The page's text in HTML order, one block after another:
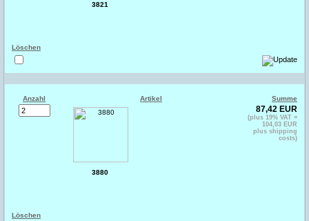
Löschen
3821
Löschen
Artikel
3880
Anzahl Summe
87,42 EUR
(plus 19% VAT =
104,03 EUR
plus shipping
costs)